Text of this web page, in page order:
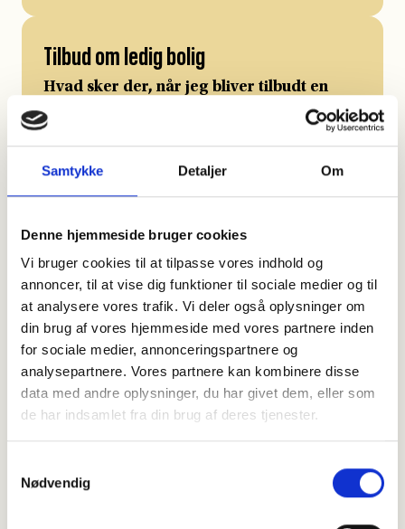
Samtykke Detaljer Om
Denne hjemmeside bruger cookies
Vi bruger cookies til at tilpasse vores indhold og
annoncer, til at vise dig funktioner til sociale medier og til
at analysere vores trafik. Vi deler også oplysninger om
din brug af vores hjemmeside med vores partnere inden
for sociale medier, annonceringspartnere og
analysepartnere. Vores partnere kan kombinere disse
data med andre oplysninger, du har givet dem, eller som
de har indsamlet fra din brug af deres tjenester.
Nødvendig